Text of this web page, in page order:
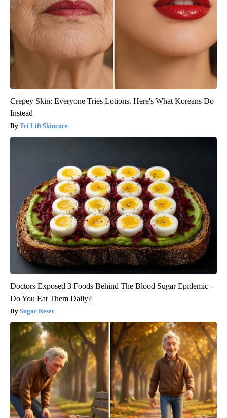
Crepey Skin: Everyone Tries Lotions. Here's What Koreans Do
Instead
Tri Lift Skincare
Doctors Exposed 3 Foods Behind The Blood Sugar Epidemic -
Do You Eat Them Daily?
Sugar Reset